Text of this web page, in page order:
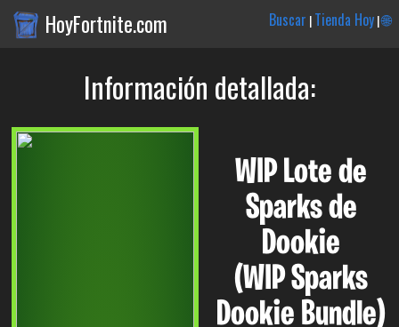
HoyFortnite.com Buscar |Tienda Hoy|🌐
Información detallada:
WIP Lote de
Sparks de
Dookie
(WIP Sparks
Dookie Bundle)